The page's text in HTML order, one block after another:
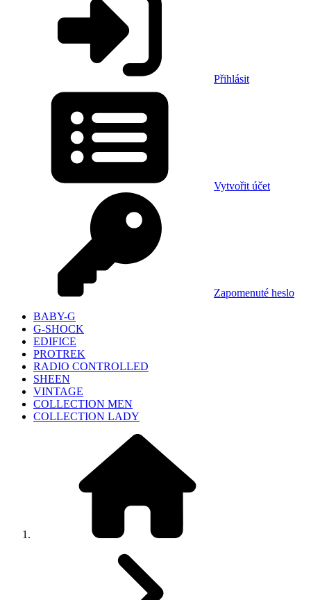
Přihlásit
Vytvořit účet
Zapomenuté heslo
BABY-G
G-SHOCK
EDIFICE
PROTREK
RADIO CONTROLLED
SHEEN
VINTAGE
COLLECTION MEN
COLLECTION LADY